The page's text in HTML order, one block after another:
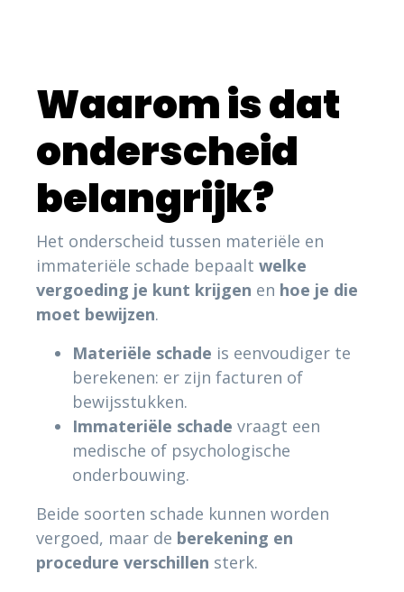
Waarom is dat
onderscheid
belangrijk?
Het onderscheid tussen materiële en
immateriële schade bepaalt welke
vergoeding je kunt krijgen en hoe je die
moet bewijzen.
Materiële schade is eenvoudiger te
berekenen: er zijn facturen of
bewijsstukken.
Immateriële schade vraagt een
medische of psychologische
onderbouwing.
Beide soorten schade kunnen worden
vergoed, maar de berekening en
procedure verschillen sterk.